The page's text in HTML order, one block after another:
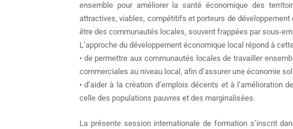
ensemble pour améliorer la santé économique des
attractives, viables, compétitifs et porteurs de développement
être des communautés locales, souvent frappées par sous-
L’approche du développement économique local répond à
• de permettre aux communautés locales de travailler
commerciales au niveau local, afin d’assurer une économie
• d’aider à la création d’emplois décents et à l’amélioration
celle des populations pauvres et des marginalisées.
La présente session internationale de formation s’inscrit